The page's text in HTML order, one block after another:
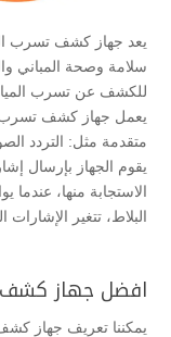
يعد جهاز كشف تسرب
سلامة وصحة المباني
للكشف عن تسرب المياه
يعمل جهاز كشف تسرب
متقدمة مثل: التردد
يقوم الجهاز بإرسال
الاستجابة منها،
البلاط، تتغير
افضل جهاز كشف
يمكننا تعريف جهاز